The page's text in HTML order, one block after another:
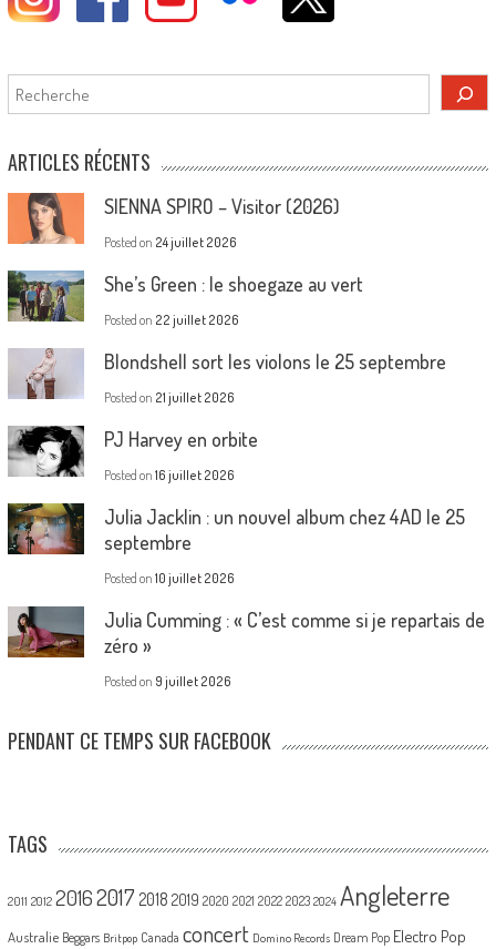
Rechercher
ARTICLES RÉCENTS
SIENNA SPIRO – Visitor (2026)
Posted on 24 juillet 2026
She’s Green : le shoegaze au vert
Posted on 22 juillet 2026
Blondshell sort les violons le 25 septembre
Posted on 21 juillet 2026
PJ Harvey en orbite
Posted on 16 juillet 2026
Julia Jacklin : un nouvel album chez 4AD le 25
septembre
Posted on 10 juillet 2026
Julia Cumming : « C’est comme si je repartais de
zéro »
Posted on 9 juillet 2026
PENDANT CE TEMPS SUR FACEBOOK
TAGS
2011 2012 20162017 2018 2019 2020 2021 2022 2023 2024 Angleterre
Australie Beggars Britpop Canada concert Domino Records Dream Pop Electro Pop